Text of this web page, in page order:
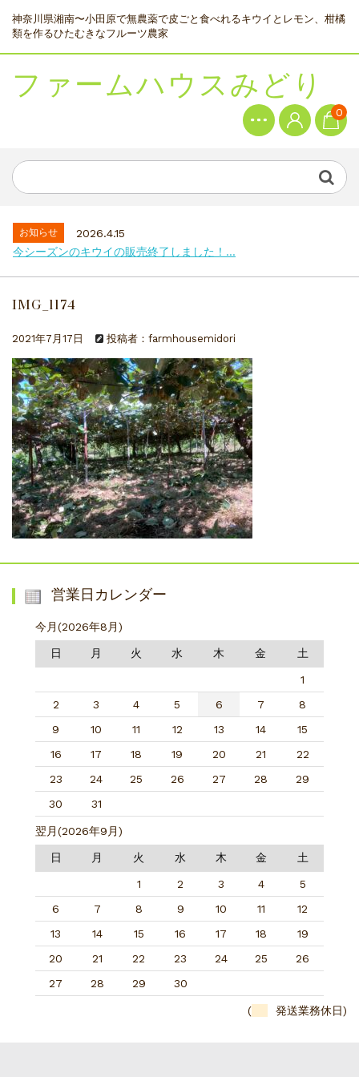
神奈川県湘南〜小田原で無農薬で皮ごと食べれるキウイとレモン、柑橘
類を作るひたむきなフルーツ農家
ファームハウスみどり 0
お知らせ
2026.4.15
今シーズンのキウイの販売終了しました！...
IMG_1174
2021年7月17日 投稿者：farmhousemidori
営業日カレンダー
今月(2026年8月)
日 月 火 水 木 金 土
1
2
3 4 5 6 7
8
9
10 11 12 13 14
15
16
17 18 19 20 21
22
23
24 25 26 27 28
29
30
31
翌月(2026年9月)
日 月 火 水 木 金 土
1 2 3 4
5
6
7 8 9 10 11
12
13
14 15 16 17 18
19
20
21 22 23 24 25
26
27
28 29 30
( 発送業務休日)